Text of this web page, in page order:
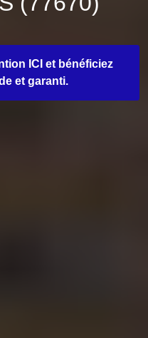
ICI et bénéficiez
et garanti.